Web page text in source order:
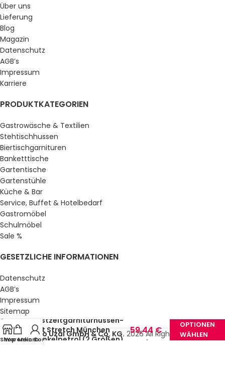
Über uns
Lieferung
Blog
Magazin
Datenschutz
AGB’s
Impressum
Karriere
PRODUKTKATEGORIEN
Gastrowäsche & Textilien
Stehtischhussen
Biertischgarnituren
Banketttische
Gartentische
Gartenstühle
Küche & Bar
Service, Buffet & Hotelbedarf
Gastromöbel
Schulmöbel
Sale %
GESETZLICHE INFORMATIONEN
Datenschutz
AGB’s
Impressum
Sitemap
Über uns
© Gastro Uzal GmbH & Co. KG. 2026 All Rights Reserved.
Shop
Warenkorb
Mein Konto
Festzeltgarniturhussen-
Set Stretch München
Dunkelpetrol (2 Größen)
59,44€
(inkl.
OPTIONEN
WÄHLEN